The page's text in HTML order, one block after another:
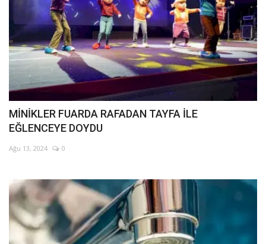
MİNİKLER FUARDA RAFADAN TAYFA İLE
EĞLENCEYE DOYDU
Ağu 13, 2024 0